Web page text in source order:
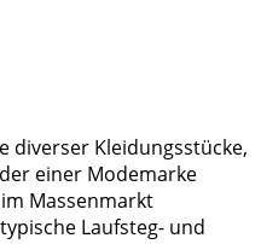
diverser Kleidungsstücke,
einer Modemarke
Massenmarkt
Laufsteg- und